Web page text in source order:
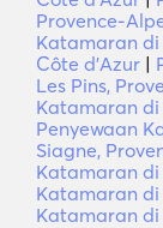
Provence-
Katamaran di
Côte d'Azur |
Les Pins,
Katamaran di
Penyewaan
Siagne,
Katamaran di
Katamaran di
Katamaran di